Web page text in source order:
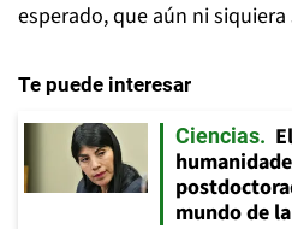
esperado, que aún ni siquiera
Te puede interesar
Ciencias
mundo de